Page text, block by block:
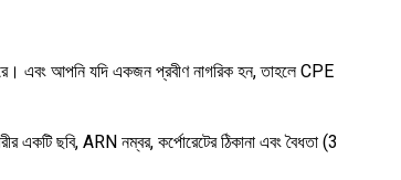
এবং আপনি যদি একজন প্রবীণ নাগরিক হন, তাহলে CPE
ছবি, ARN নম্বর, কর্পোরেটের ঠিকানা এবং বৈধতা (3